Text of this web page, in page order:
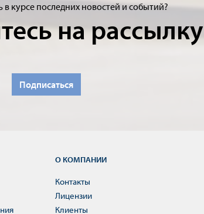
в курсе последних новостей и событий?
на рассылку
Подписаться
О КОМПАНИИ
Контакты
Лицензии
Клиенты